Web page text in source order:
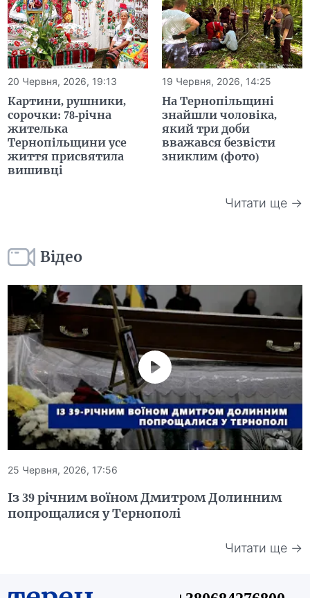
20 Червня, 2026, 19:13
Картини, рушники,
сорочки: 78-річна
жителька
Тернопільщини усе
життя присвятила
вишивці
19 Червня, 2026, 14:25
На Тернопільщині
знайшли чоловіка,
який три доби
вважався безвісти
зниклим (фото)
Читати ще →
Відео
25 Червня, 2026, 17:56
Із 39 річним воїном Дмитром Долинним
попрощалися у Тернополі
Читати ще →